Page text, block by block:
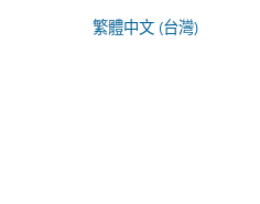
繁體中文 (台灣)